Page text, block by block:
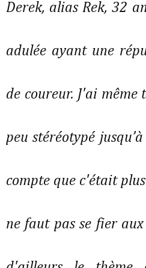
Derek, alias Rek, 32
adulée ayant une
de coureur. J'ai
peu stéréotypé
compte que c'était
ne faut pas se fier